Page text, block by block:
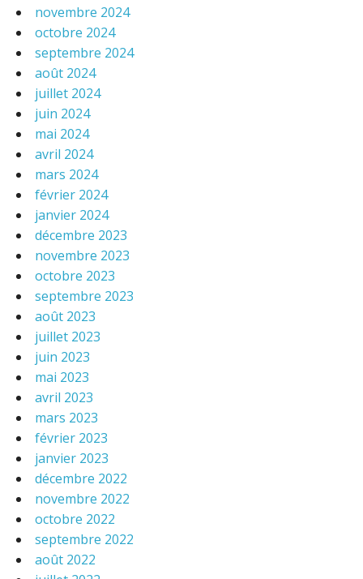
novembre 2024
octobre 2024
septembre 2024
août 2024
juillet 2024
juin 2024
mai 2024
avril 2024
mars 2024
février 2024
janvier 2024
décembre 2023
novembre 2023
octobre 2023
septembre 2023
août 2023
juillet 2023
juin 2023
mai 2023
avril 2023
mars 2023
février 2023
janvier 2023
décembre 2022
novembre 2022
octobre 2022
septembre 2022
août 2022